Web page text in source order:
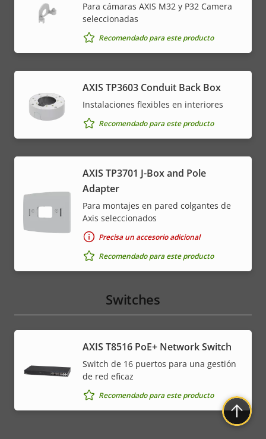
Para cámaras AXIS M32 y P32 Camera
seleccionadas
Recomendado para este producto
AXIS TP3603 Conduit Back Box
Instalaciones flexibles en interiores
Recomendado para este producto
AXIS TP3701 J-Box and Pole
Adapter
Para montajes en pared colgantes de
Axis seleccionados
Precisa un accesorio adicional
Recomendado para este producto
Switches
AXIS T8516 PoE+ Network Switch
Switch de 16 puertos para una gestión
de red eficaz
Recomendado para este producto